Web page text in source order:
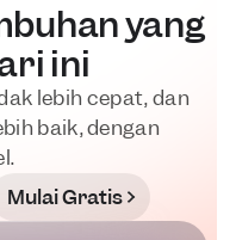
yang
ini
lebih cepat, dan
baik, dengan
Mulai Gratis